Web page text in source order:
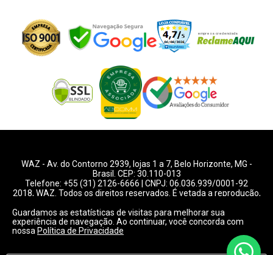
WAZ - Av. do Contorno 2939, lojas 1 a 7, Belo Horizonte, MG -
Brasil. CEP: 30.110-013
Telefone: +55 (31) 2126-6666 | CNPJ: 06.036.939/0001-92
2018, WAZ. Todos os direitos reservados. É vetada a reprodução,
Preços e condições de pagamentos válidos exclusivamente
para compras pelo website.
Guardamos as estatísticas de visitas para melhorar sua
experiência de navegação. Ao continuar, você concorda com
nossa Política de Privacidade